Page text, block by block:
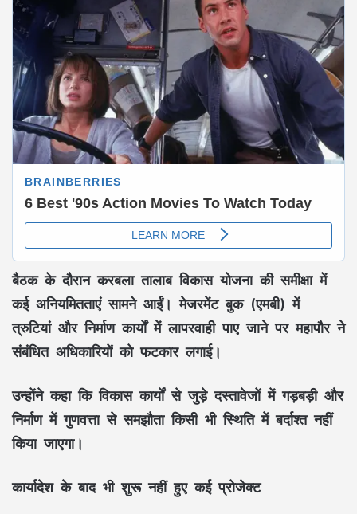
बैठक के दौरान करबला तालाब विकास योजना की समीक्षा में
कई अनियमितताएं सामने आईं। मेजरमेंट बुक (एमबी) में
त्रुटियां और निर्माण कार्यों में लापरवाही पाए जाने पर महापौर ने
संबंधित अधिकारियों को फटकार लगाई।
उन्होंने कहा कि विकास कार्यों से जुड़े दस्तावेजों में गड़बड़ी और
निर्माण में गुणवत्ता से समझौता किसी भी स्थिति में बर्दाश्त नहीं
किया जाएगा।
कार्यादेश के बाद भी शुरू नहीं हुए कई प्रोजेक्ट